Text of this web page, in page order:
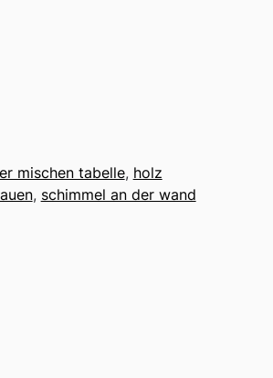
mischen tabelle, holz
, schimmel an der wand